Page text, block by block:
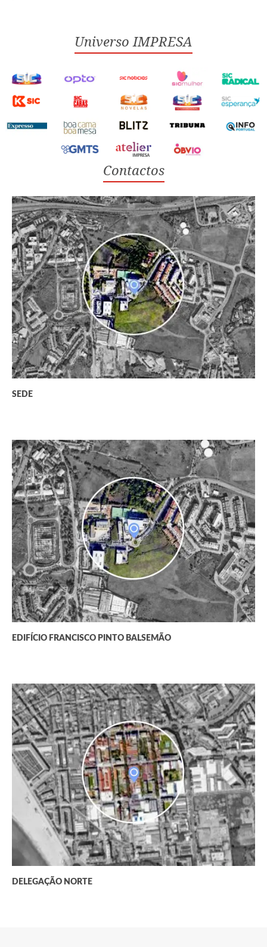
Universo IMPRESA
Contactos
SEDE
EDIFÍCIO FRANCISCO PINTO BALSEMÃO
DELEGAÇÃO NORTE